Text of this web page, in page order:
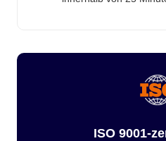
ISO 9001-